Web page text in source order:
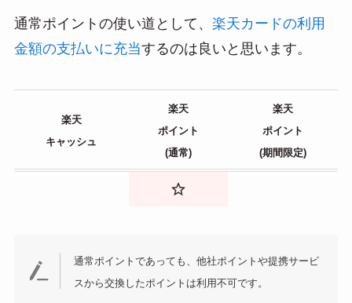
通常ポイントの使い道として、 楽天カードの利用
金額の支払いに充当するのは良いと思います。
楽天
キャッシュ
楽天
ポイント
(通常)
楽天
ポイント
(期間限定)
通常ポイントであっても、他社ポイントや提携サービ
スから交換したポイントは利用不可です。